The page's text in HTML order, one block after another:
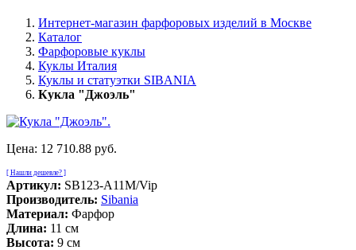
Интернет-магазин фарфоровых изделий в Москве
Каталог
Фарфоровые куклы
Куклы Италия
Куклы и статуэтки SIBANIA
Кукла "Джоэль"
Цена: 12 710.88 руб.
[ Нашли дешевле? ]
Артикул: SB123-A11M/Vip
Производитель: Sibania
Материал: Фарфор
Длина: 11 см
Высота: 9 см